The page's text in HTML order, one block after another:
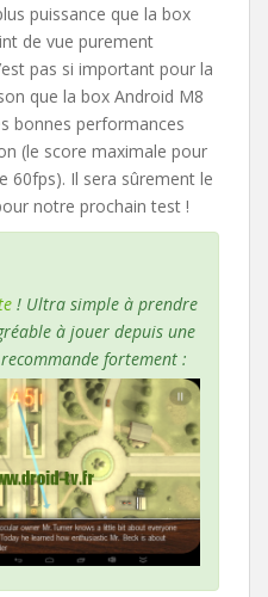
puissance que la box
de vue purement
pas si important pour la
que la box Android M8
bonnes performances
(le score maximale pour
60fps). Il sera sûrement le
notre prochain test !
! Ultra simple à prendre
à jouer depuis une
recommande fortement :